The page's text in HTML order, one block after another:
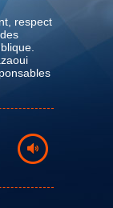
respect